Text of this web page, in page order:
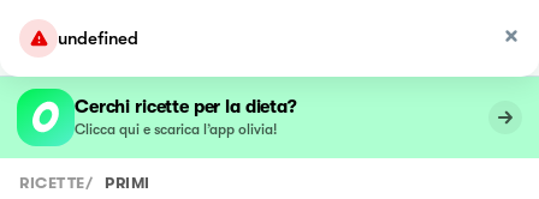
undefined
Cerchi ricette per la dieta?
Clicca qui e scarica l’app olivia!
RICETTE/ PRIMI